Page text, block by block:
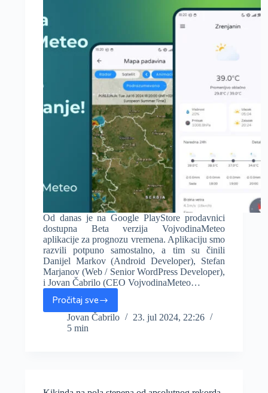
temperaturni
rekordi
Srbiji,
temperatura
do
44.9°C
Od danas je na Google PlayStore prodavnici
dostupna Beta verzija VojvodinaMeteo
aplikacije za prognozu vremena. Aplikaciju smo
razvili potpuno samostalno, a tim su činili
Danijel Markov (Android Developer), Stefan
Marjanov (Web / Senior WordPress Developer),
i Jovan Čabrilo (CEO VojvodinaMeteo…
Pročitaj sve
Beta
verzija
VojvodinaMeteo
na
Jovan Čabrilo
23. jul 2024, 22:26
5 min